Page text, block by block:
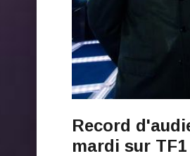
Record
mardi sur TF1